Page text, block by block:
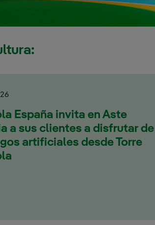
España invita en Aste
a sus clientes a disfrutar de
artificiales desde Torre